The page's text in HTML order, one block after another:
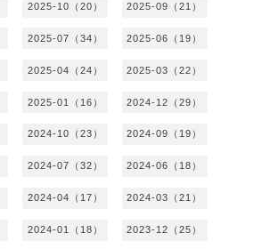
2025-10（20） 2025-09（21）
2025-07（34） 2025-06（19）
2025-04（24） 2025-03（22）
2025-01（16） 2024-12（29）
2024-10（23） 2024-09（19）
2024-07（32） 2024-06（18）
2024-04（17） 2024-03（21）
2024-01（18） 2023-12（25）